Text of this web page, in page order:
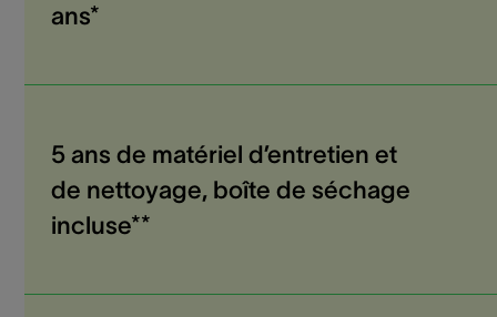
ans*
5 ans de matériel d’entretien et
de nettoyage, boîte de séchage
incluse**